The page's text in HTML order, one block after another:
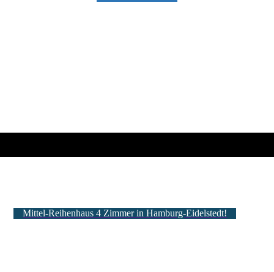
Mittel-Reihenhaus 4 Zimmer in Hamburg-Eidelstedt!